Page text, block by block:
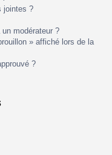
jointes ?
modérateur ?
» affiché lors de la
?